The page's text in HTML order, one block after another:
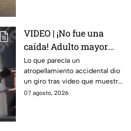
VIDEO | ¡No fue una
caída! Adulto mayor
muere atropellado por
tráiler; joven lo empujó
en Monterrey
Lo que parecía un
atropellamiento accidental dio
un giro tras video que muestra
cómo un joven empujó a
07 agosto, 2026